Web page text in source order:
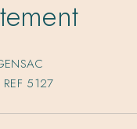
REF 5127